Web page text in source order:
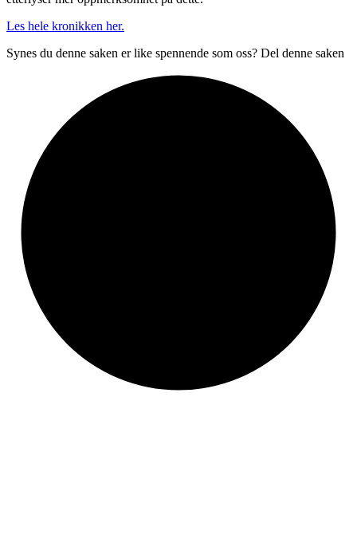
Les hele kronikken her.
Synes du denne saken er like spennende som oss? Del denne saken